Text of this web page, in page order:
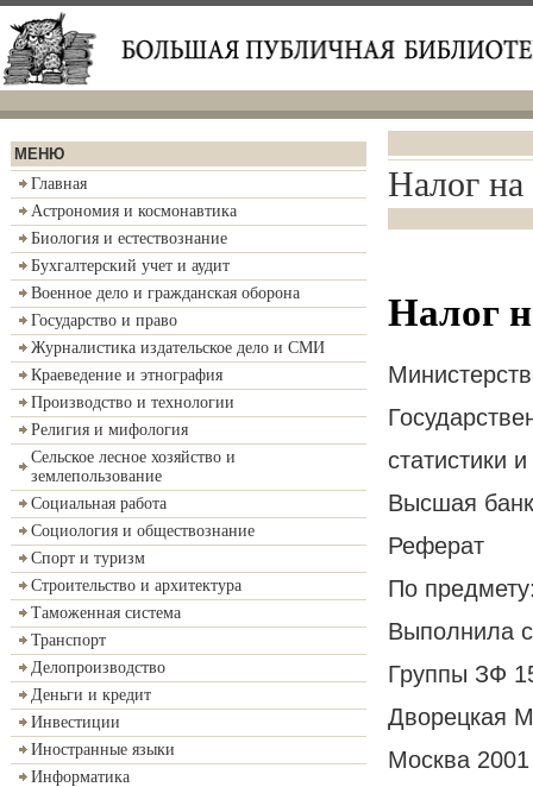
МЕНЮ
Главная
Астрономия и космонавтика
Биология и естествознание
Бухгалтерский учет и аудит
Военное дело и гражданская оборона
Государство и право
Журналистика издательское дело и СМИ
Краеведение и этнография
Производство и технологии
Религия и мифология
Сельское лесное хозяйство и
землепользование
Социальная работа
Социология и обществознание
Спорт и туризм
Строительство и архитектура
Таможенная система
Транспорт
Делопроизводство
Деньги и кредит
Инвестиции
Иностранные языки
Информатика
Налог
Налог
статистики
Высшая
Реферат
По
Выполнила
Группы ЗФ
Дворецкая
Москва 2001